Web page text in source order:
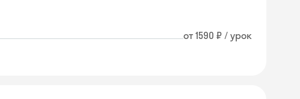
от 1590 ₽ / урок